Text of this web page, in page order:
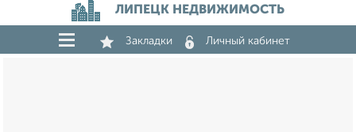
ЛИПЕЦК НЕДВИЖИМОСТЬ
Закладки Личный кабинет